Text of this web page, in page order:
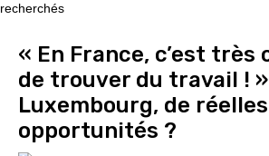
« En France, c’est très
de trouver du travail !
Luxembourg, de réelles
opportunités ?